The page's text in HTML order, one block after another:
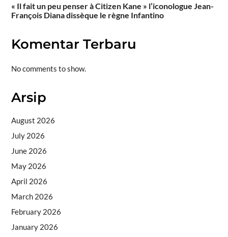
« Il fait un peu penser à Citizen Kane » l’iconologue Jean-
François Diana dissèque le règne Infantino
Komentar Terbaru
No comments to show.
Arsip
August 2026
July 2026
June 2026
May 2026
April 2026
March 2026
February 2026
January 2026